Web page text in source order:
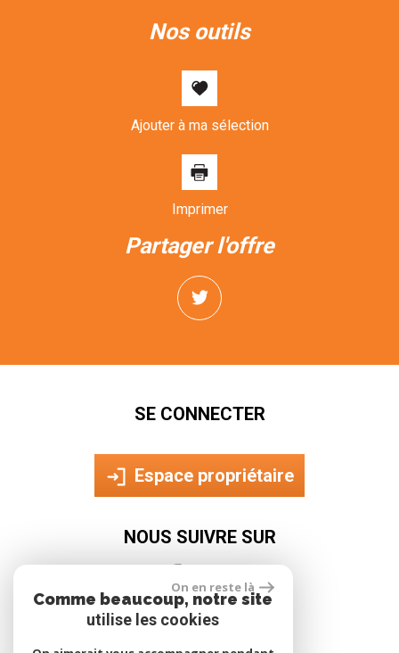
Familles avec 3 enfantsnos outils
Ajouter à ma sélection
Imprimer
partager l'offre
SE CONNECTER
Espace propriétaire
NOUS SUIVRE SUR
On en reste là
Comme beaucoup, notre site
utilise les cookies